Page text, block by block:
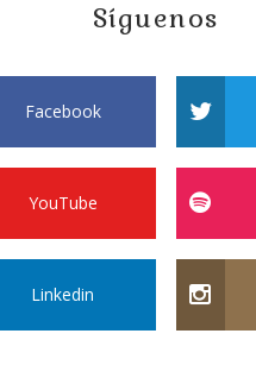
Síguenos
Facebook
YouTube
Linkedin